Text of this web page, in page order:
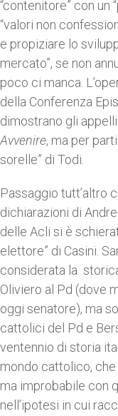
“contenitore” con un
“valori non
e propiziare lo
mercato”, se non
poco ci manca.
della Conferenza
dimostrano gli
Avvenire, ma per
sorelle” di Todi.
Passaggio tutt’altro
dichiarazioni di
delle Acli si è
elettore” di Casini.
considerata la
Oliviero al Pd (dove
oggi senatore), ma
cattolici del Pd e
ventennio di storia
mondo cattolico,
ma improbabile con
nell’ipotesi in cui